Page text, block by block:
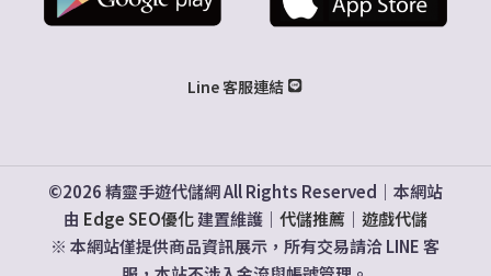
Line 客服連結
©2026 精靈手遊代儲網 All Rights Reserved｜本網站
由 Edge SEO優化建置維護｜ 代儲推薦｜ 遊戲代儲
※ 本網站僅提供商品資訊展示，所有交易請洽 LINE 客